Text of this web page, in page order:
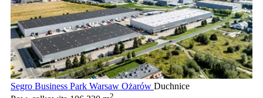
Segro Business Park Warsaw Ożarów Duchnice
2